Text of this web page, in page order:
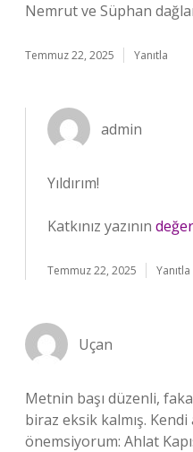
Nemrut ve Süphan
Temmuz 22, 2025 Yanıtla
admin
Yıldırım!
Katkınız yazının
Temmuz 22, 2025 Yanıtla
Uçan
Metnin başı düzenli,
biraz eksik kalmış. Kendi
önemsiyorum: Ahlat